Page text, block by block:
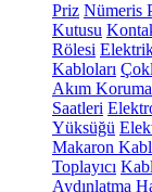
Priz Nümeris
Kutusu
Rölesi
Kabloları
Akım
Saatleri
Yüksüğü
Makaron
Toplayıcı
Aydınlatma